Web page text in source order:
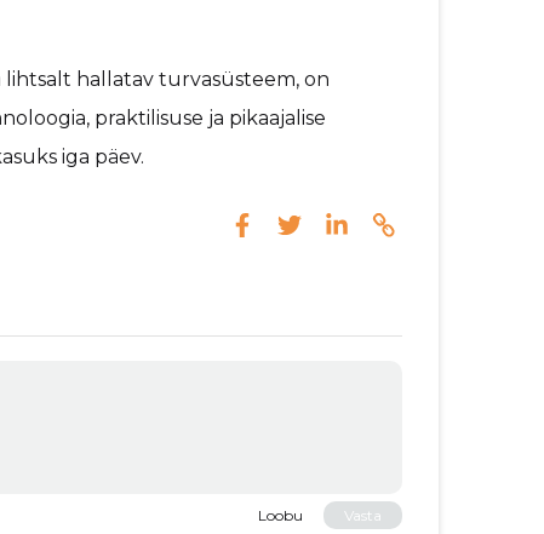
lihtsalt hallatav turvasüsteem, on
praktilisuse ja pikaajalise
iga päev.
Loobu Vasta